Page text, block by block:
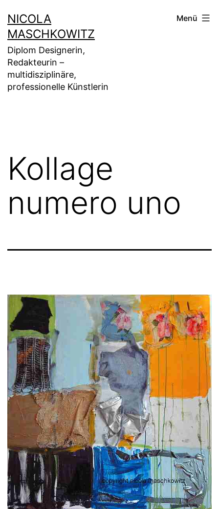
Inhalt
springen
NICOLA
MASCHKOWITZ
Diplom Designerin,
Redakteurin –
multidisziplinäre,
professionelle Künstlerin
Menü
Kollage
numero uno